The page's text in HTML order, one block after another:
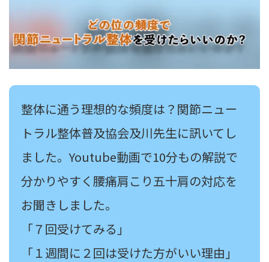
整体に通う理想的な頻度は？関節ニュー
トラル整体普及協会及川先生に訊いてし
ました。Youtube動画で10分もの解説で
分かりやすく腰痛肩こり五十肩の対応を
お聞きしました。
「７回受けてみる」
「１週間に２回は受けた方がいい理由」